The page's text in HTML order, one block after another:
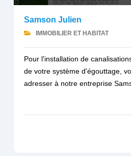
Samson Julien
IMMOBILIER ET HABITAT
Pour l'installation de
de votre système d'égouttage,
adresser à notre entreprise